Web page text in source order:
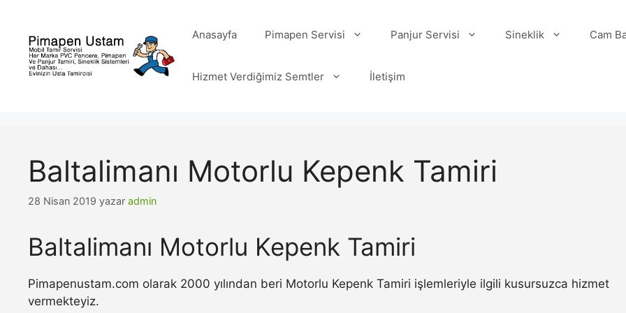
Anasayfa Pimapen Servisi Panjur Servisi Sineklik Cam
Hizmet Verdiğimiz Semtler İletişim
Baltalimanı Motorlu Kepenk Tamiri
28 Nisan 2019 yazar admin
Baltalimanı Motorlu Kepenk Tamiri
Pimapenustam.com olarak 2000 yılından beri Motorlu Kepenk Tamiri işlemleriyle ilgili kusursuzca hizmet
vermekteyiz.